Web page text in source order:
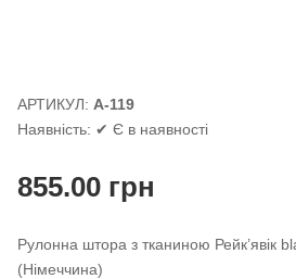
АРТИКУЛ: А-119
Наявність: ✔ Є в наявності
855.00грн
Рулонна штора з тканиною Рейк’явік
(Німеччина)